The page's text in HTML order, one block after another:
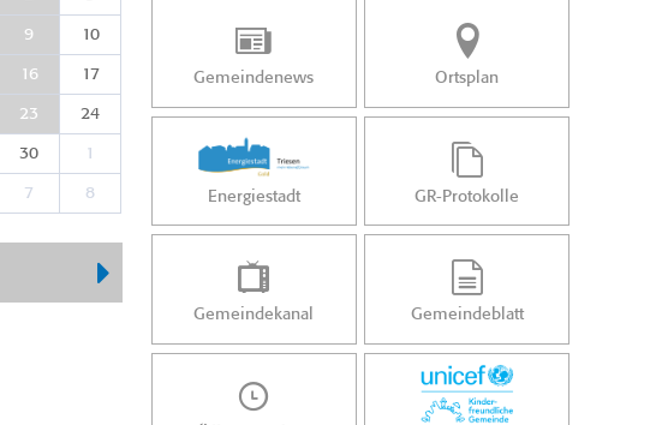
9 10
16 17
23 24
30 1
7 8
Gemeindenews Ortsplan
Energiestadt GR-Protokolle
Gemeindekanal Gemeindeblatt